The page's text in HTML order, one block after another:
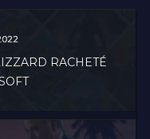
RACHETÉ